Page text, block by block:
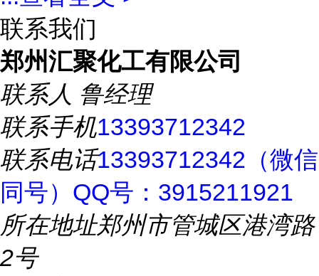
联系我们
郑州汇聚化工有限公司
联系人 鲁经理
联系手机13393712342
联系电话13393712342（微信
同号）QQ号：3915211921
所在地址郑州市管城区港湾路
2号